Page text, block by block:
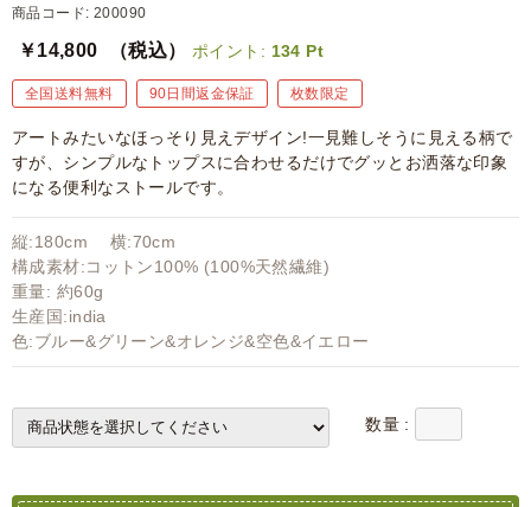
商品コード: 200090
￥14,800 （税込） ポイント: 134 Pt
全国送料無料 90日間返金保証 枚数限定
アートみたいなほっそり見えデザイン!一見難しそうに見える柄で
すが、シンプルなトップスに合わせるだけでグッとお洒落な印象
になる便利なストールです。
縦:180cm 横:70cm
構成素材:コットン100% (100%天然繊維)
重量: 約60g
生産国:india
色:ブルー&グリーン&オレンジ&空色&イエロー
数量 :